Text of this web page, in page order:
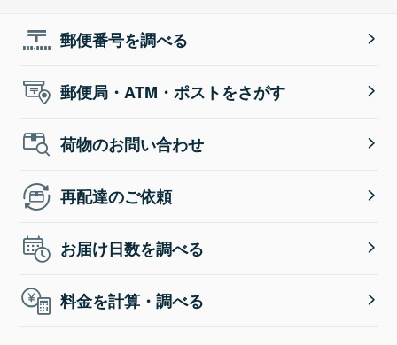
郵便番号を調べる
郵便局・ATM・ポストをさがす
荷物のお問い合わせ
再配達のご依頼
お届け日数を調べる
料金を計算・調べる